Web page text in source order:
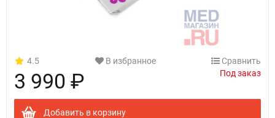
4.5 В избранное
Сравнить
Под заказ
3 990 ₽
Добавить в корзину